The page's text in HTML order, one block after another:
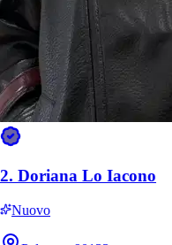
2. Doriana Lo Iacono
Nuovo